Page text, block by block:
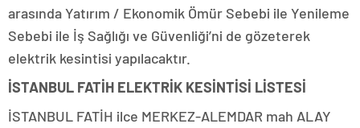
arasında Yatırım / Ekonomik Ömür Sebebi ile Yenileme
Sebebi ile İş Sağlığı ve Güvenliği’ni de gözeterek
elektrik kesintisi yapılacaktır.
İSTANBUL FATİH ELEKTRİK KESİNTİSİ LİSTESİ
İSTANBUL FATİH ilce MERKEZ-ALEMDAR mah ALAY